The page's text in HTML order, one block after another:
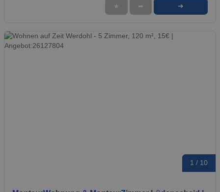
★ ➦ ➜
1 / 10